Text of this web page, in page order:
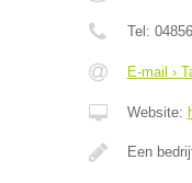
Tel:
E-mail ›
Website:
Een